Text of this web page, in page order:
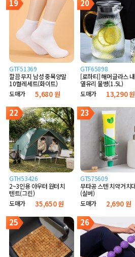
19
GTF51369
깔끔 무지 남성 중목양말
10켤레세트(화이트)
도매가
5,680 원
20
GTF65898
[로하티] 해머글라스 내
열유리 물병(1.5L)
도매가
13,290 원
22
GTH53426
2~3인용 아우터 원터치
텐트(그린)
도매가
35,650 원
23
GTS75609
무타공 스텐 치약거치
(실버)
도매가
2,690 원
25 26